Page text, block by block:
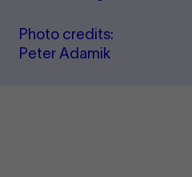
Photo credits:
Peter Adamik